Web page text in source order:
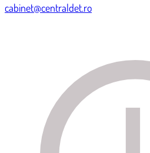
cabinet@centraldet.ro